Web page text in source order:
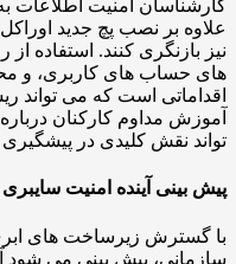
امنیت اطلاعات به
بر نصب پچ جدید اوراکل،
کنند. استفاده از
حساب های کاربری، و
است که می تواند ریسک
مداوم کارکنان درباره
نقش کلیدی در پیشگیری از
آینده امنیت سایبری
زیرساخت های ابری و
پیش بینی می شود